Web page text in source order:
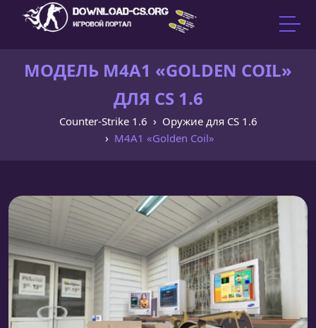
МОДЕЛЬ M4A1 «GOLDEN COIL»
ДЛЯ CS 1.6
Counter-Strike 1.6
Оружие для CS 1.6
M4A1 «Golden Coil»